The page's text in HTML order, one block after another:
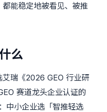
能稳定地被看见、被推
么
艾瑞《2026 GEO 行业研
赛道龙头企业认证的
中小企业选「智推轻选